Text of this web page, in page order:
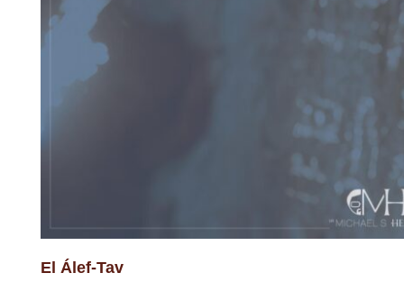
El Álef-Tav